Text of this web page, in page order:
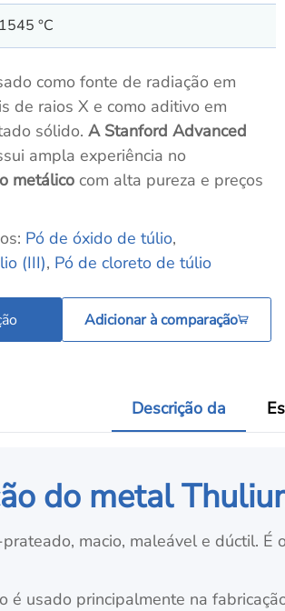
1545 °C
como fonte de radiação em
de raios X e como aditivo em
sólido. A Stanford Advanced
ampla experiência no
metálicocom alta pureza e preços
Pó de óxido de túlio,
(III), Pó de cloreto de túlio
Adicionar à comparação
Descrição da
do metal
macio, maleável e dúctil.
é usado principalmente na